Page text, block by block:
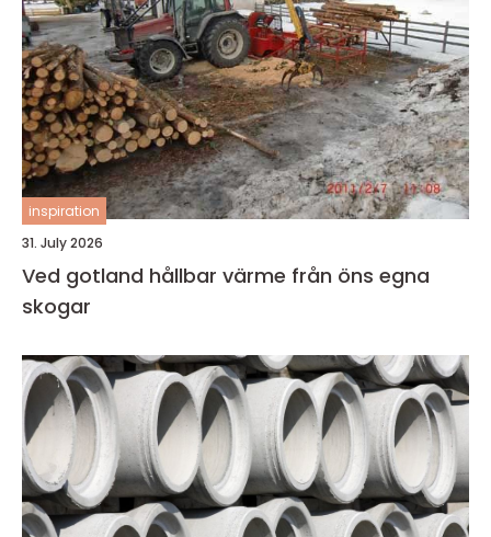
inspiration
31. July 2026
Ved gotland hållbar värme från öns egna
skogar